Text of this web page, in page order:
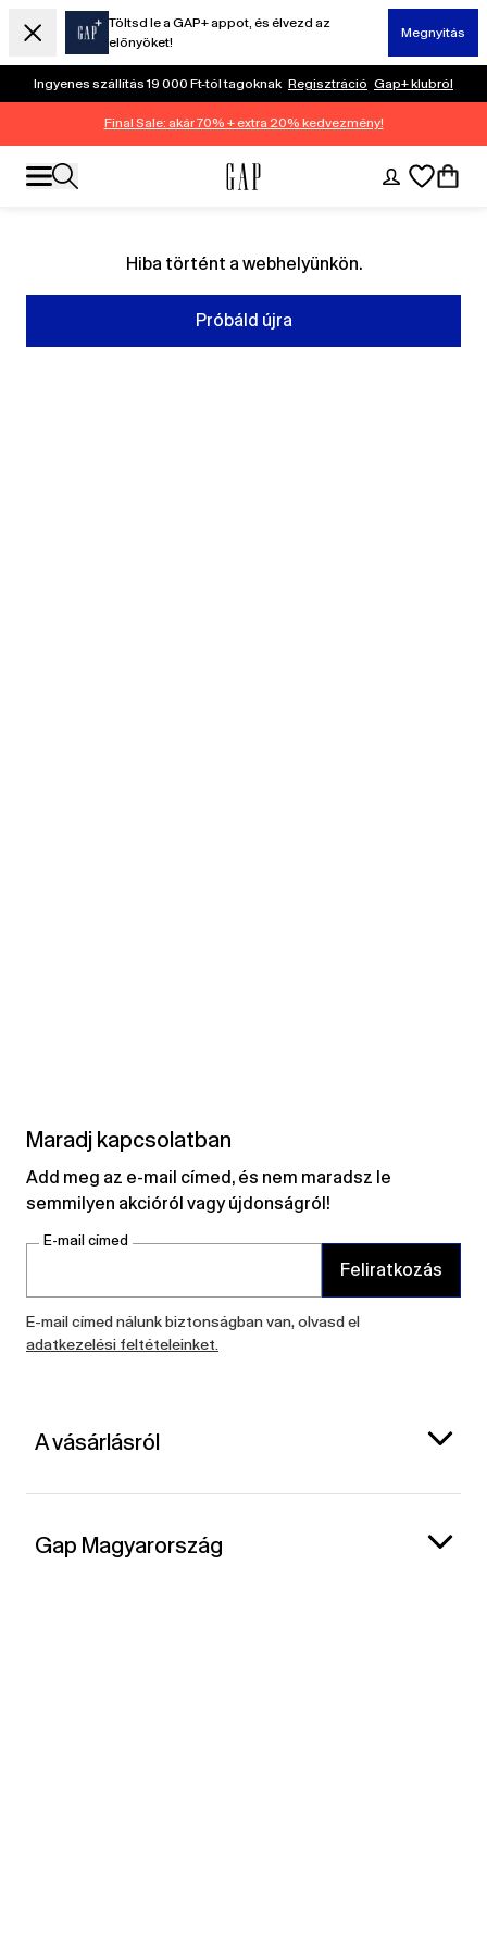
Töltsd le a GAP+ appot, és élvezd az
előnyöket!
Megnyitás
Ingyenes szállítás 19 000 Ft-tól tagoknak Regisztráció Gap+ klubról
Final Sale: akár 70% + extra 20% kedvezmény!
Hiba történt a webhelyünkön.
Próbáld újra
Maradj kapcsolatban
Add meg az e-mail címed, és nem maradsz le
semmilyen akcióról vagy újdonságról!
E-mail címed
Feliratkozás
E-mail címed nálunk biztonságban van, olvasd el
adatkezelési feltételeinket.
A vásárlásról
Gap Magyarország